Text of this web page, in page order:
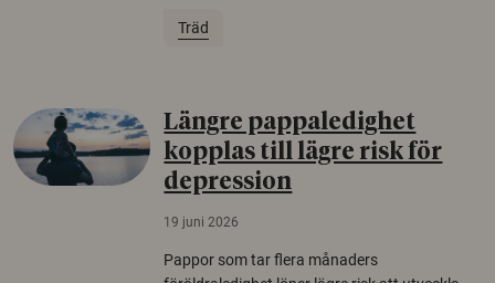
Träd
Längre pappaledighet
kopplas till lägre risk för
depression
19 juni 2026
Pappor som tar flera månaders